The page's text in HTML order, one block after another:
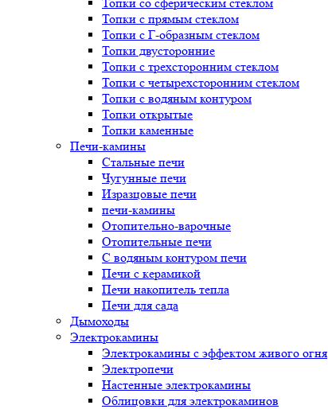
Топки со сферическим стеклом
Топки с прямым стеклом
Топки с Г-образным стеклом
Топки двусторонние
Топки с трехсторонним стеклом
Топки с четырехсторонним стеклом
Топки с водяным контуром
Топки открытые
Топки каменные
Печи-камины
Стальные печи
Чугунные печи
Изразцовые печи
печи-камины
Отопительно-варочные
Отопительные печи
С водяным контуром печи
Печи с керамикой
Печи накопитель тепла
Печи для сада
Дымоходы
Электрокамины
Электрокамины с эффектом живого огня
Электропечи
Настенные электрокамины
Облицовки для электрокаминов